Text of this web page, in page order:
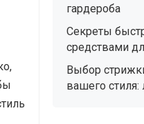
гардероба
Секреты
средствами
Выбор
вашего стиля: